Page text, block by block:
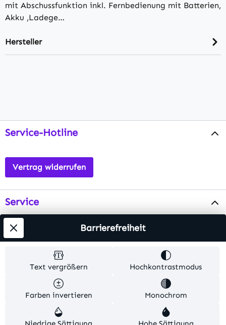
mit Abschussfunktion inkl. Fernbedienung mit Batterien,
Akku ,Ladege…
Hersteller
Service-Hotline
Vertrag widerrufen
Service
Info
Alle Preise inkl. gesetzl. Mehrwertsteuer zzgl.
Versandkosten . Alle Artikelangaben sind
Herstellerangaben und ohne Gewähr.
Text vergrößern Hochkontrastmodus
Farben invertieren Monochrom
Barrierefreiheit